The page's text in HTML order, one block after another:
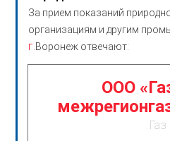
За прием показаний
организациям и другим
г. Воронеж отвечают:
ООО
Газ